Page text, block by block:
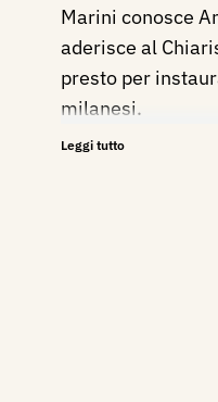
Marini conosce
aderisce al
presto per
milanesi.
Nel mese di
Leggi tutto